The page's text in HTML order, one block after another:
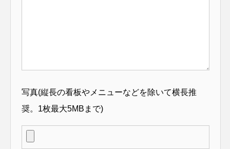
写真(縦長の看板やメニューなどを除いて横長推
奨。1枚最大5MBまで)